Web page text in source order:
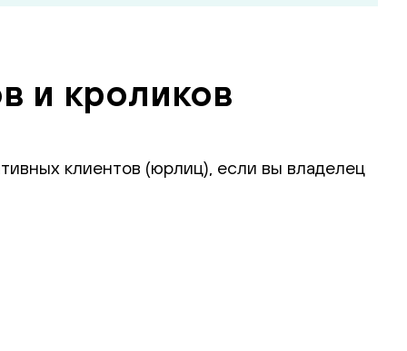
и кроликов
клиентов (юрлиц), если вы владелец